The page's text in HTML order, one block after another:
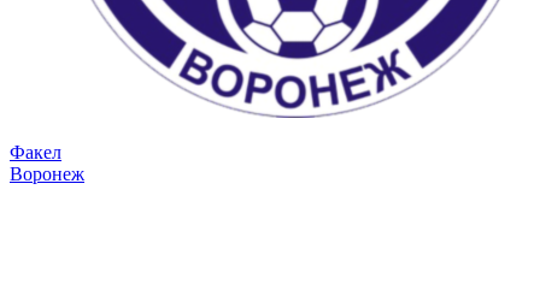
Факел
Воронеж